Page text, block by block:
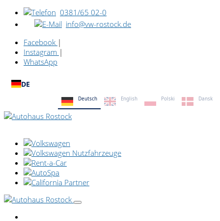
0381/65 02-0
info@vw-rostock.de
Facebook |
Instagram |
WhatsApp
DE
Deutsch English Polski Dansk